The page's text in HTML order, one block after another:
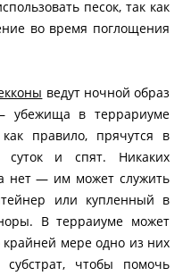
песок, так как
во время поглощения
ведут ночной образ
в террариуме
правило, прячутся в
суток и спят. Никаких
нет — им может служить
или купленный в
В терраиуме может
крайней мере одно из них
чтобы помочь